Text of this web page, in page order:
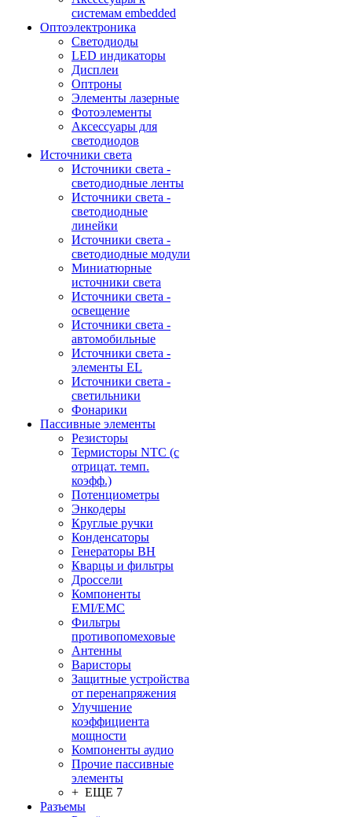
системам embedded
Oптоэлектроника
Светодиоды
LED индикаторы
Дисплеи
Оптроны
Элементы лазерные
Фотоэлементы
Аксессуары для
светодиодов
Источники света
Источники света -
светодиодные ленты
Источники света -
светодиодные
линейки
Источники света -
светодиодные модули
Миниатюрные
источники света
Источники света -
освещение
Источники света -
автомобильные
Источники света -
элементы EL
Источники света -
светильники
Фонарики
Пассивные элементы
Резисторы
Термисторы NTC (с
отрицат. темп.
коэфф.)
Потенциометры
Энкодеры
Круглые ручки
Конденсаторы
Генераторы ВН
Кварцы и фильтры
Дроссели
Компоненты
EMI/EMC
Фильтры
противопомеховые
Антенны
Варисторы
Защитные устройства
от перенапряжения
Улучшение
коэффициента
мощности
Компоненты аудио
Прочие пассивные
элементы
+ ЕЩЕ 7
Разъeмы